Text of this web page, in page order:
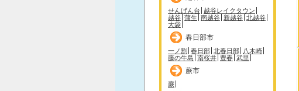
せんげん台 越谷レイクタウン
越谷 蒲生 南越谷 新越谷 北越谷
大袋
春日部市
一ノ割 春日部 北春日部
八木崎
藤の牛島 南桜井 豊春 武里
蕨市
蕨